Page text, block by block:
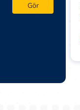
Gör